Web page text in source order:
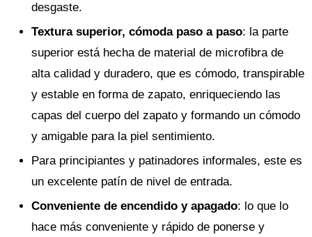
desgaste.
Textura superior, cómoda paso a paso: la parte
superior está hecha de material de microfibra de
alta calidad y duradero, que es cómodo, transpirable
y estable en forma de zapato, enriqueciendo las
capas del cuerpo del zapato y formando un cómodo
y amigable para la piel sentimiento.
Para principiantes y patinadores informales, este es
un excelente patín de nivel de entrada.
Conveniente de encendido y apagado: lo que lo
hace más conveniente y rápido de ponerse y